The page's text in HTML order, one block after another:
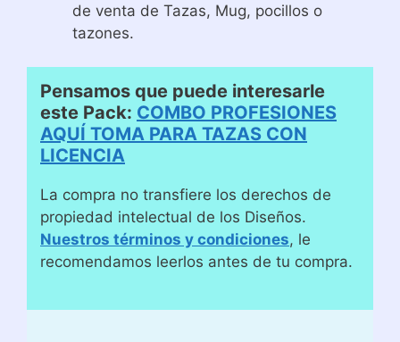
de venta de Tazas, Mug, pocillos o
tazones.
Pensamos que puede interesarle
este Pack: COMBO PROFESIONES
AQUÍ TOMA PARA TAZAS CON
LICENCIA
La compra no transfiere los derechos de
propiedad intelectual de los Diseños.
Nuestros términos y condiciones, le
recomendamos leerlos antes de tu compra.